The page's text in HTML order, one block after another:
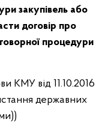
закупівель або
договір про
процедури
КМУ від 11.10.2016
державних